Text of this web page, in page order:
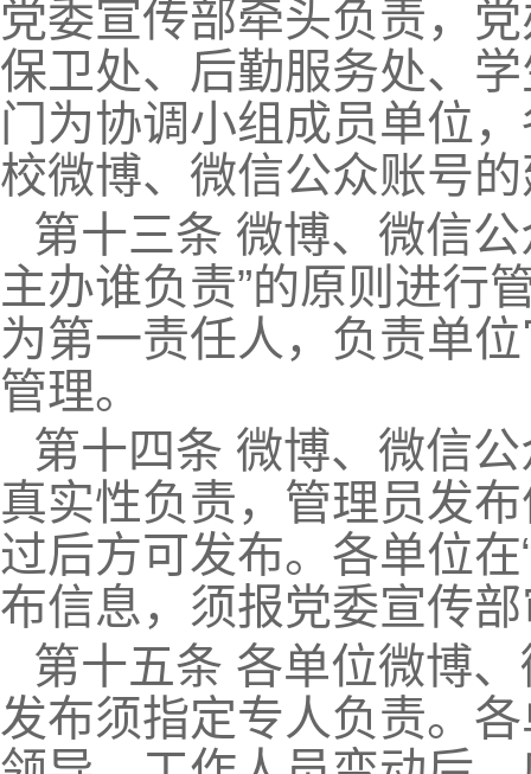
党委宣传部牵头负责，
保卫处、后勤服务处、
门为协调小组成员单位
校微博、微信公众账号
第十三条 微博、微信
主办谁负责”的原则进行
为第一责任人，负责单
管理。
第十四条 微博、微信
真实性负责，管理员发
过后方可发布。各单位
布信息，须报党委宣传
第十五条 各单位微博
发布须指定专人负责。